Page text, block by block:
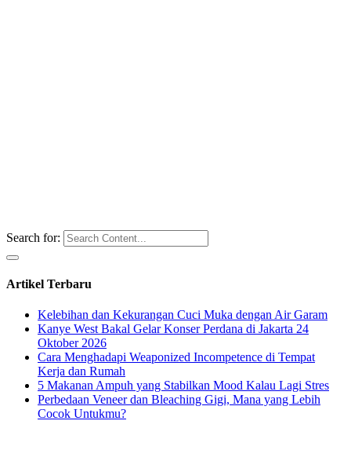
Search for:
Artikel Terbaru
Kelebihan dan Kekurangan Cuci Muka dengan Air Garam
Kanye West Bakal Gelar Konser Perdana di Jakarta 24
Oktober 2026
Cara Menghadapi Weaponized Incompetence di Tempat
Kerja dan Rumah
5 Makanan Ampuh yang Stabilkan Mood Kalau Lagi Stres
Perbedaan Veneer dan Bleaching Gigi, Mana yang Lebih
Cocok Untukmu?